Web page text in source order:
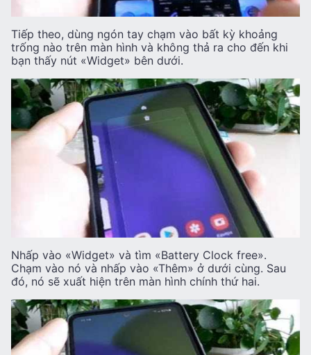
Tiếp theo, dùng ngón tay chạm vào bất kỳ khoảng
trống nào trên màn hình và không thả ra cho đến khi
bạn thấy nút «Widget» bên dưới.
Nhấp vào «Widget» và tìm «Battery Clock free».
Chạm vào nó và nhấp vào «Thêm» ở dưới cùng. Sau
đó, nó sẽ xuất hiện trên màn hình chính thứ hai.